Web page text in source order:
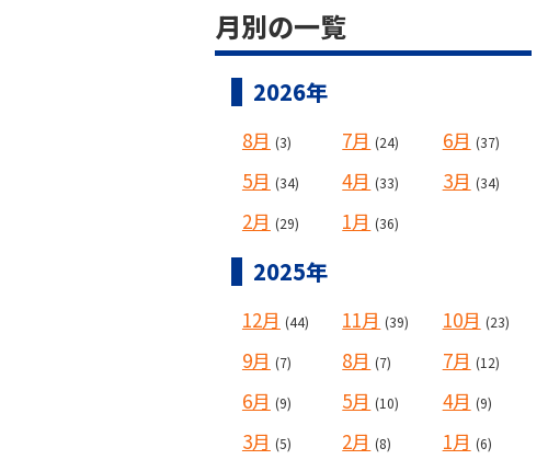
月別の一覧
2026年
8月 (3) 7月 (24) 6月 (37)
5月 (34) 4月 (33) 3月 (34)
2月 (29) 1月 (36)
2025年
12月 (44) 11月 (39) 10月 (23)
9月 (7) 8月 (7) 7月 (12)
6月 (9) 5月 (10) 4月 (9)
3月 (5) 2月 (8) 1月 (6)